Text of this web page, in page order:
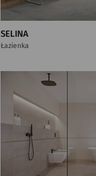
SELINA
Łazienka